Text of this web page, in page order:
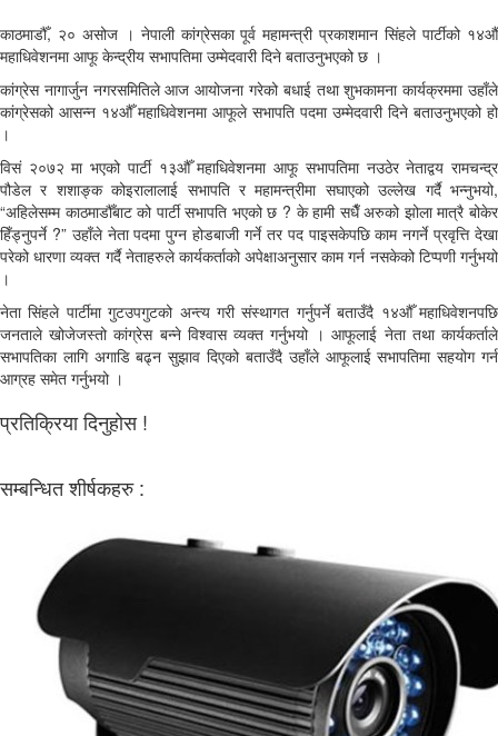
काठमाडौँ, २० असोज । नेपाली कांग्रेसका पूर्व महामन्त्री प्रकाशमान सिंहले पार्टीको १४औँ
महाधिवेशनमा आफू केन्द्रीय सभापतिमा उम्मेदवारी दिने बताउनुभएको छ ।
कांग्रेस नागार्जुन नगरसमितिले आज आयोजना गरेको बधाई तथा शुभकामना कार्यक्रममा उहाँले
कांग्रेसको आसन्न १४औँ महाधिवेशनमा आफूले सभापति पदमा उम्मेदवारी दिने बताउनुभएको हो
।
विसं २०७२ मा भएको पार्टी १३औँ महाधिवेशनमा आफू सभापतिमा नउठेर नेताद्वय रामचन्द्र
पौडेल र शशाङ्क कोइरालालाई सभापति र महामन्त्रीमा सघाएको उल्लेख गर्दै भन्नुभयो,
“अहिलेसम्म काठमाडौँबाट को पार्टी सभापति भएको छ ? के हामी सधैँ अरुको झोला मात्रै बोकेर
हिँड्नुपर्ने ?” उहाँले नेता पदमा पुग्न होडबाजी गर्ने तर पद पाइसकेपछि काम नगर्ने प्रवृत्ति देखा
परेको धारणा व्यक्त गर्दै नेताहरुले कार्यकर्ताको अपेक्षाअनुसार काम गर्न नसकेको टिप्पणी गर्नुभयो
।
नेता सिंहले पार्टीमा गुटउपगुटको अन्त्य गरी संस्थागत गर्नुपर्ने बताउँदै १४औँ महाधिवेशनपछि
जनताले खोजेजस्तो कांग्रेस बन्ने विश्वास व्यक्त गर्नुभयो । आफूलाई नेता तथा कार्यकर्ताले
सभापतिका लागि अगाडि बढ्न सुझाव दिएको बताउँदै उहाँले आफूलाई सभापतिमा सहयोग गर्न
आग्रह समेत गर्नुभयो ।
प्रतिक्रिया दिनुहोस !
सम्बन्धित शीर्षकहरु :